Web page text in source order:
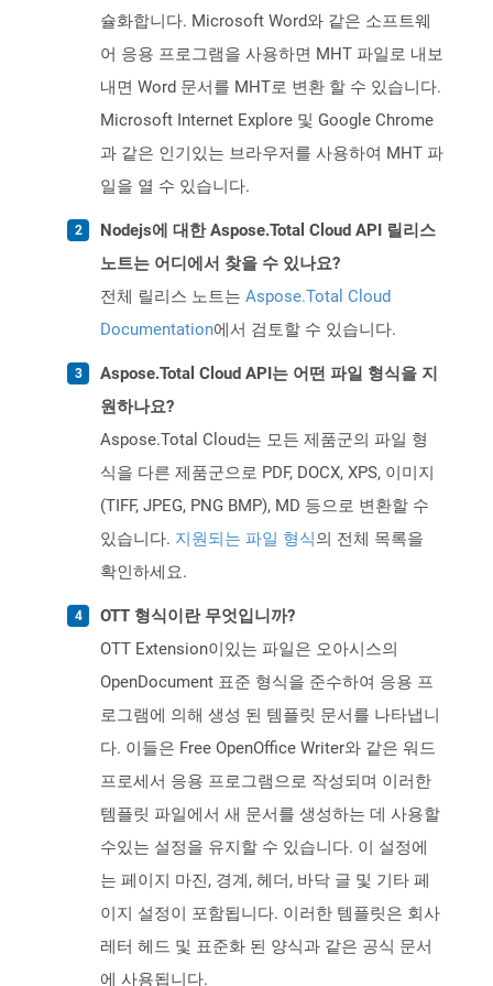
슐화합니다. Microsoft Word와 같은 소프트웨
어 응용 프로그램을 사용하면 MHT 파일로 내보
내면 Word 문서를 MHT로 변환 할 수 있습니다.
Microsoft Internet Explore 및 Google Chrome
과 같은 인기있는 브라우저를 사용하여 MHT 파
일을 열 수 있습니다.
Nodejs에 대한 Aspose.Total Cloud API 릴리스
노트는 어디에서 찾을 수 있나요?
전체 릴리스 노트는 Aspose.Total Cloud
Documentation에서 검토할 수 있습니다.
Aspose.Total Cloud API는 어떤 파일 형식을 지
원하나요?
Aspose.Total Cloud는 모든 제품군의 파일 형
식을 다른 제품군으로 PDF, DOCX, XPS, 이미지
(TIFF, JPEG, PNG BMP), MD 등으로 변환할 수
있습니다. 지원되는 파일 형식의 전체 목록을
확인하세요.
OTT 형식이란 무엇입니까?
OTT Extension이있는 파일은 오아시스의
OpenDocument 표준 형식을 준수하여 응용 프
로그램에 의해 생성 된 템플릿 문서를 나타냅니
다. 이들은 Free OpenOffice Writer와 같은 워드
프로세서 응용 프로그램으로 작성되며 이러한
템플릿 파일에서 새 문서를 생성하는 데 사용할
수있는 설정을 유지할 수 있습니다. 이 설정에
는 페이지 마진, 경계, 헤더, 바닥 글 및 기타 페
이지 설정이 포함됩니다. 이러한 템플릿은 회사
레터 헤드 및 표준화 된 양식과 같은 공식 문서
에 사용됩니다.